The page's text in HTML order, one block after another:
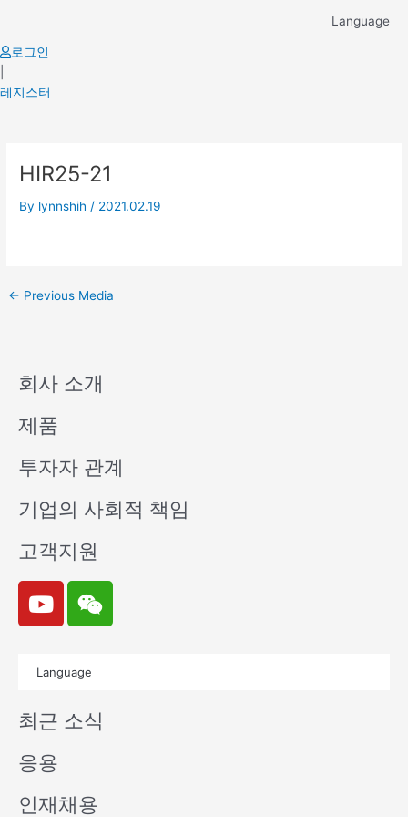
content
Language
로그인
레지스터
HIR25-21
By lynnshih / 2021.02.19
navigation
← Previous Media
회사 소개
제품
투자자 관계
기업의 사회적 책임
고객지원
Y
o
u
e
W
e
i
n
Language
최근 소식
응용
인재채용